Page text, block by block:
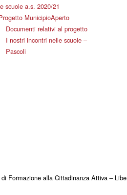
scuole a.s. 2020/21
MunicipioAperto
Documenti relativi al progetto
I nostri incontri nelle scuole –
Pascoli
Formazione alla Cittadinanza Attiva –